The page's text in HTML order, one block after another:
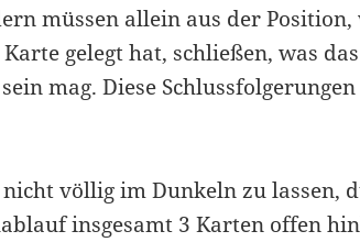
müssen allein aus der
gelegt hat, schließen, was
mag. Diese
völlig im Dunkeln zu lassen,
insgesamt 3 Karten offen